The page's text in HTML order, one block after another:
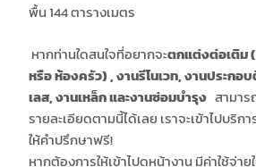
พื้น 144 ตารางเมตร
หากท่านใดสนใจที่อยากจะตกแต่งต่อเติม
หรือ ห้องครัว),งานรีโนเวท, งานประกอ
เลส,งานเหล็ก และงานซ่อมบำรุง สามา
รายละเอียดตามนี้ได้เลย เราจะเข้าไปบริก
ให้คำปรึกษาฟรี!
หากต้องการให้เข้าไปดูหน้างาน มีค่าใช้จ่า